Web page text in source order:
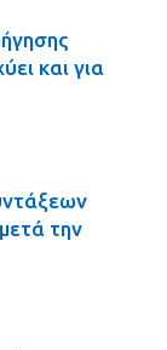
και για
την